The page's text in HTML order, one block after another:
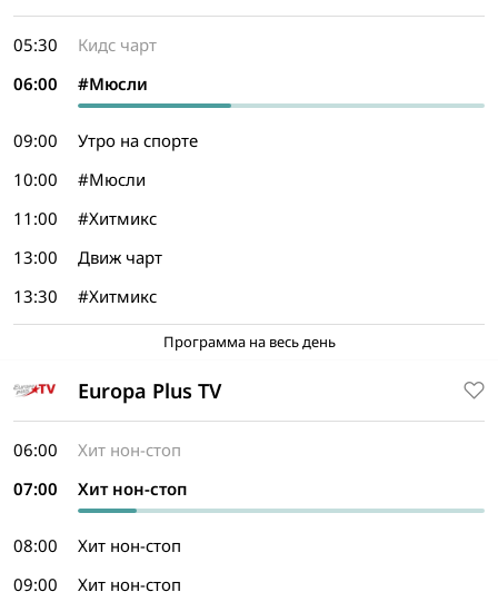
05:30
Кидс чарт
06:00
#Мюсли
09:00
Утро на спорте
10:00
#Мюсли
11:00
#Хитмикс
13:00
Движ чарт
13:30
#Хитмикс
Программа на весь день
Europa Plus TV
06:00
Хит нон-стоп
07:00
Хит нон-стоп
08:00
Хит нон-стоп
09:00
Хит нон-стоп